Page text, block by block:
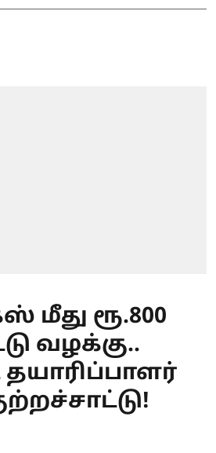
மீது ரூ.800
வழக்கு..